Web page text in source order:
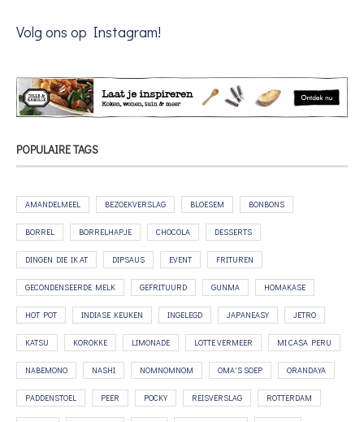
Volg ons op Instagram!
POPULAIRE TAGS
AMANDELMEEL BEZOEKVERSLAG BLOESEM BONBONS
BORREL BORRELHAPJE CHOCOLA DESSERTS
DINGEN DIE IK AT DIPSAUS EVENT FRITUREN
GECONDENSEERDE MELK GEFRITUURD GUNMA HOMAKASE
HOT POT INDIASE KEUKEN INGELEGD JAPANEASY JETRO
KATSU KOROKKE LIMONADE LOTTE VERMEER MI CASA PERU
NABEMONO NASHI NOMNOMNOM OMA'S SOEP ORANDAYA
PADDENSTOEL PEER POCKY REISVERSLAG ROTTERDAM